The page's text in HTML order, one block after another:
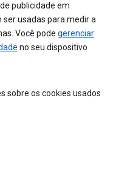
publicidade em
usadas para medir a
Você pode gerenciar
no seu dispositivo
sobre os cookies usados